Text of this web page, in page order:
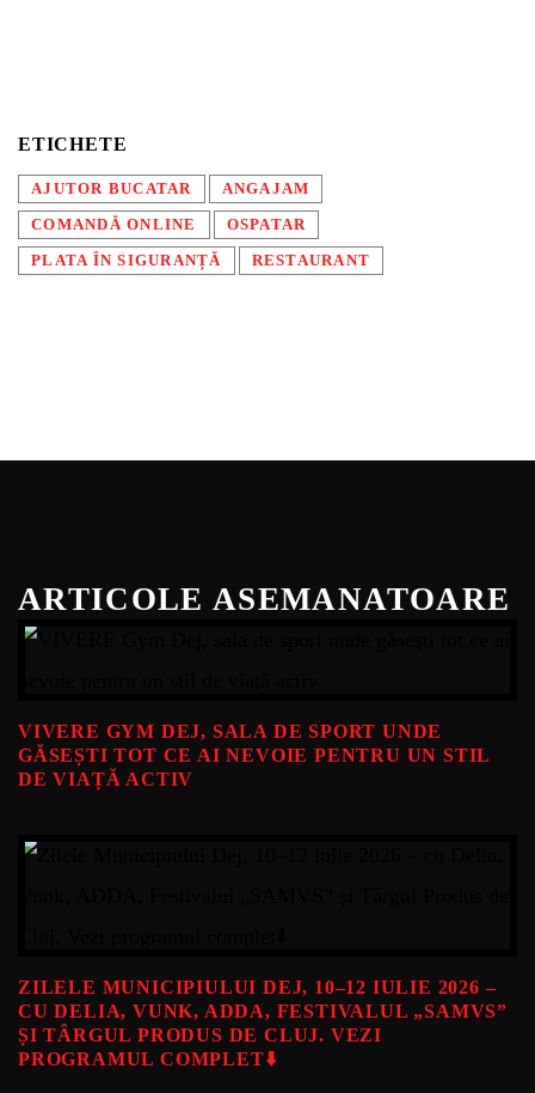
ETICHETE
AJUTOR BUCATAR ANGAJAM
COMANDĂ ONLINE OSPATAR
PLATA ÎN SIGURANȚĂ RESTAURANT
ARTICOLE ASEMANATOARE
VIVERE GYM DEJ, SALA DE SPORT UNDE
GĂSEȘTI TOT CE AI NEVOIE PENTRU UN STIL
DE VIAȚĂ ACTIV
ZILELE MUNICIPIULUI DEJ, 10–12 IULIE 2026 –
CU DELIA, VUNK, ADDA, FESTIVALUL „SAMVS”
ȘI TÂRGUL PRODUS DE CLUJ. VEZI
PROGRAMUL COMPLET⬇️